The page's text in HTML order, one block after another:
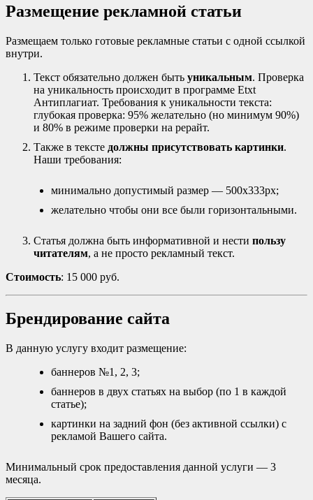
Размещение рекламной статьи
Размещаем только готовые рекламные статьи с одной ссылкой
внутри.
Текст обязательно должен быть уникальным. Проверка
на уникальность происходит в программе Etxt
Антиплагиат. Требования к уникальности текста:
глубокая проверка: 95% желательно (но минимум 90%)
и 80% в режиме проверки на рерайт.
Также в тексте должны присутствовать картинки.
Наши требования:
минимально допустимый размер — 500x333px;
желательно чтобы они все были горизонтальными.
Статья должна быть информативной и нести пользу
читателям, а не просто рекламный текст.
Стоимость: 15 000 руб.
Брендирование сайта
В данную услугу входит размещение:
баннеров №1, 2, 3;
баннеров в двух статьях на выбор (по 1 в каждой
статье);
картинки на задний фон (без активной ссылки) с
рекламой Вашего сайта.
Минимальный срок предоставления данной услуги — 3
месяца.